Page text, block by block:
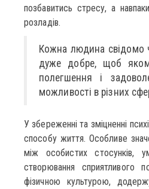
позбавитись стресу, а
розладів.
Кожна людина свідомо
дуже добре, щоб
полегшення і
можливості в різних
У збереженні та зміцненні
способу життя. Особливе
між особистих стосунків,
створювання сприятливого
фізичною культурою,